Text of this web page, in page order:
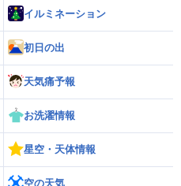
イルミネーション
初日の出
天気痛予報
お洗濯情報
星空・天体情報
空の天気